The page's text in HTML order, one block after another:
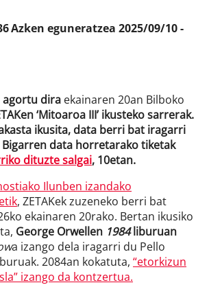
Azken eguneratzea 2025/09/10 -
agortu dira ekainaren 20an Bilboko
‘Mitoaroa III’ ikusteko sarrerak.
ikusita, data berri bat iragarri
Bigarren data horretarako tiketak
dituzte salgai, 10etan.
Ilunben izandako
, ZETAKek zuzeneko berri bat
ekainaren 20rako. Bertan ikusiko
George Orwellen 1984liburuan
a izango dela iragarri du Pello
2084an kokatuta, “etorkizun
izango da kontzertua.